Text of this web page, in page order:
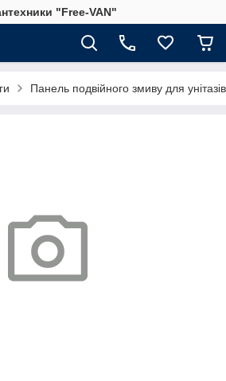
"Free-VAN"
Панель подвійного змиву для